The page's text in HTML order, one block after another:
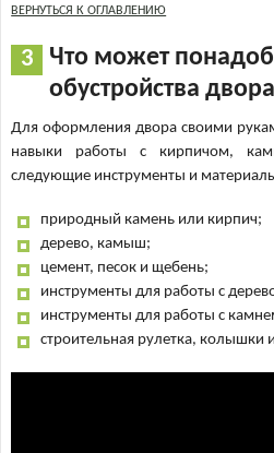
ВЕРНУТЬСЯ К ОГЛАВЛЕНИЮ
Что может
обустройства двора
Для оформления двора своими
навыки работы с кирпичом,
следующие инструменты и
природный камень или кирпич;
дерево, камыш;
цемент, песок и щебень;
инструменты для работы с
инструменты для работы с
строительная рулетка, колышки